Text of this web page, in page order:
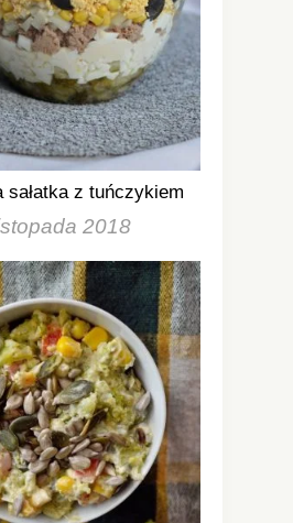
sałatka z tuńczykiem
2018